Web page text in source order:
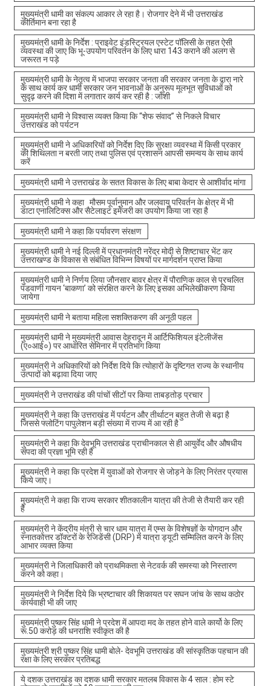
मुख्यमंत्री धामी का संकल्प आकार ले रहा है। रोजगार देने में भी उत्तराखंड
कीर्तिमान बना रहा है
मुख्यमंत्री धामी के निर्देश : प्राइवेट इंडस्ट्रियल एस्टेट पॉलिसी के तहत ऐसी
व्यवस्था की जाए कि भू-उपयोग परिवर्तन के लिए धारा 143 कराने की अलग से
जरूरत न पड़े
मुख्यमंत्री धामी के नेतृत्व में भाजपा सरकार जनता की सरकार जनता के द्वारा नारे
के साथ कार्य कर धामी सरकार जन भावनाओं के अनुरूप मूलभूत सुविधाओं को
सुदृढ़ करने की दिशा में लगातार कार्य कर रही है : जोशी
मुख्यमंत्री धामी ने विश्वास व्यक्त किया कि “शेफ संवाद” से निकले विचार
उत्तराखंड को पर्यटन
मुख्यमंत्री धामी ने अधिकारियों को निर्देश दिए कि सुरक्षा व्यवस्था में किसी प्रकार
की शिथिलता न बरती जाए तथा पुलिस एवं प्रशासन आपसी समन्वय के साथ कार्य
करें
मुख्यमंत्री धामी ने उत्तराखंड के सतत विकास के लिए बाबा केदार से आशीर्वाद मांगा
मुख्यमंत्री धामी ने कहा मौसम पूर्वानुमान और जलवायु परिवर्तन के क्षेत्र में भी
डाटा एनालिटिक्स और सैटेलाइट इमेजरी का उपयोग किया जा रहा है
मुख्यमंत्री धामी ने कहा कि पर्यावरण संरक्षण
मुख्यमंत्री धामी ने नई दिल्ली में प्रधानमंत्री नरेंद्र मोदी से शिष्टाचार भेंट कर
उत्तराखण्ड के विकास से संबंधित विभिन्न विषयों पर मार्गदर्शन प्राप्त किया
मुख्यमंत्री धामी ने निर्णय लिया जौनसार बावर क्षेत्र में पौराणिक काल से प्रचलित
पंडवाणी गायन ‘बाकणा’ को संरक्षित करने के लिए इसका अभिलेखीकरण किया
जायेगा
मुख्यमंत्री धामी ने बताया महिला सशक्तिकरण की अनूठी पहल
मुख्यमंत्री धामी ने मुख्यमंत्री आवास देहरादून में आर्टिफिशियल इंटेलीजेंस
(ए०आई०) पर आधारित सेमिनार में प्रतिभाग किया
मुख्यमंत्री ने अधिकारियों को निर्देश दिये कि त्योहारों के दृष्टिगत राज्य के स्थानीय
उत्पादों को बढ़ावा दिया जाए
मुख्यमंत्री ने उत्तराखंड की पांचों सीटों पर किया ताबड़तोड़ प्रचार
मुख्यमंत्री ने कहा कि उत्तराखंड में पर्यटन और तीर्थाटन बहुत तेजी से बढ़ा है
जिससे फ्लोटिंग पापुलेशन बड़ी संख्या में राज्य में आ रही है
मुख्यमंत्री ने कहा कि देवभूमि उत्तराखंड प्राचीनकाल से ही आयुर्वेद और औषधीय
संपदा की प्रज्ञा भूमि रही है
मुख्यमंत्री ने कहा कि प्रदेश में युवाओं को रोजगार से जोड़ने के लिए निरंतर प्रयास
किये जाए।
मुख्यमंत्री ने कहा कि राज्य सरकार शीतकालीन यात्रा की तेजी से तैयारी कर रही
है
मुख्यमंत्री ने केंद्रीय मंत्री से चार धाम यात्रा में एम्स के विशेषज्ञों के योगदान और
स्नातकोत्तर डॉक्टरों के रेजिडेंसी (DRP) में यात्रा ड्यूटी सम्मिलित करने के लिए
आभार व्यक्त किया
मुख्यमंत्री ने जिलाधिकारी को प्राथमिकता से नेटवर्क की समस्या को निस्तारण
करने को कहा।
मुख्यमंत्री ने निर्देश दिये कि भ्रष्टाचार की शिकायत पर सघन जांच के साथ कठोर
कार्यवाही भी की जाए
मुख्यमंत्री पुष्कर सिंह धामी ने प्रदेश में आपदा मद के तहत होने वाले कार्यो के लिए
रू.50 करोड़ की धनराशि स्वीकृत की है
मुख्यमंत्री श्री पुष्कर सिंह धामी बोले- देवभूमि उत्तराखंड की सांस्कृतिक पहचान की
रक्षा के लिए सरकार प्रतिबद्ध
ये दशक उत्तराखंड का दशक धामी सरकार मतलब विकास के 4 साल : होम स्टे